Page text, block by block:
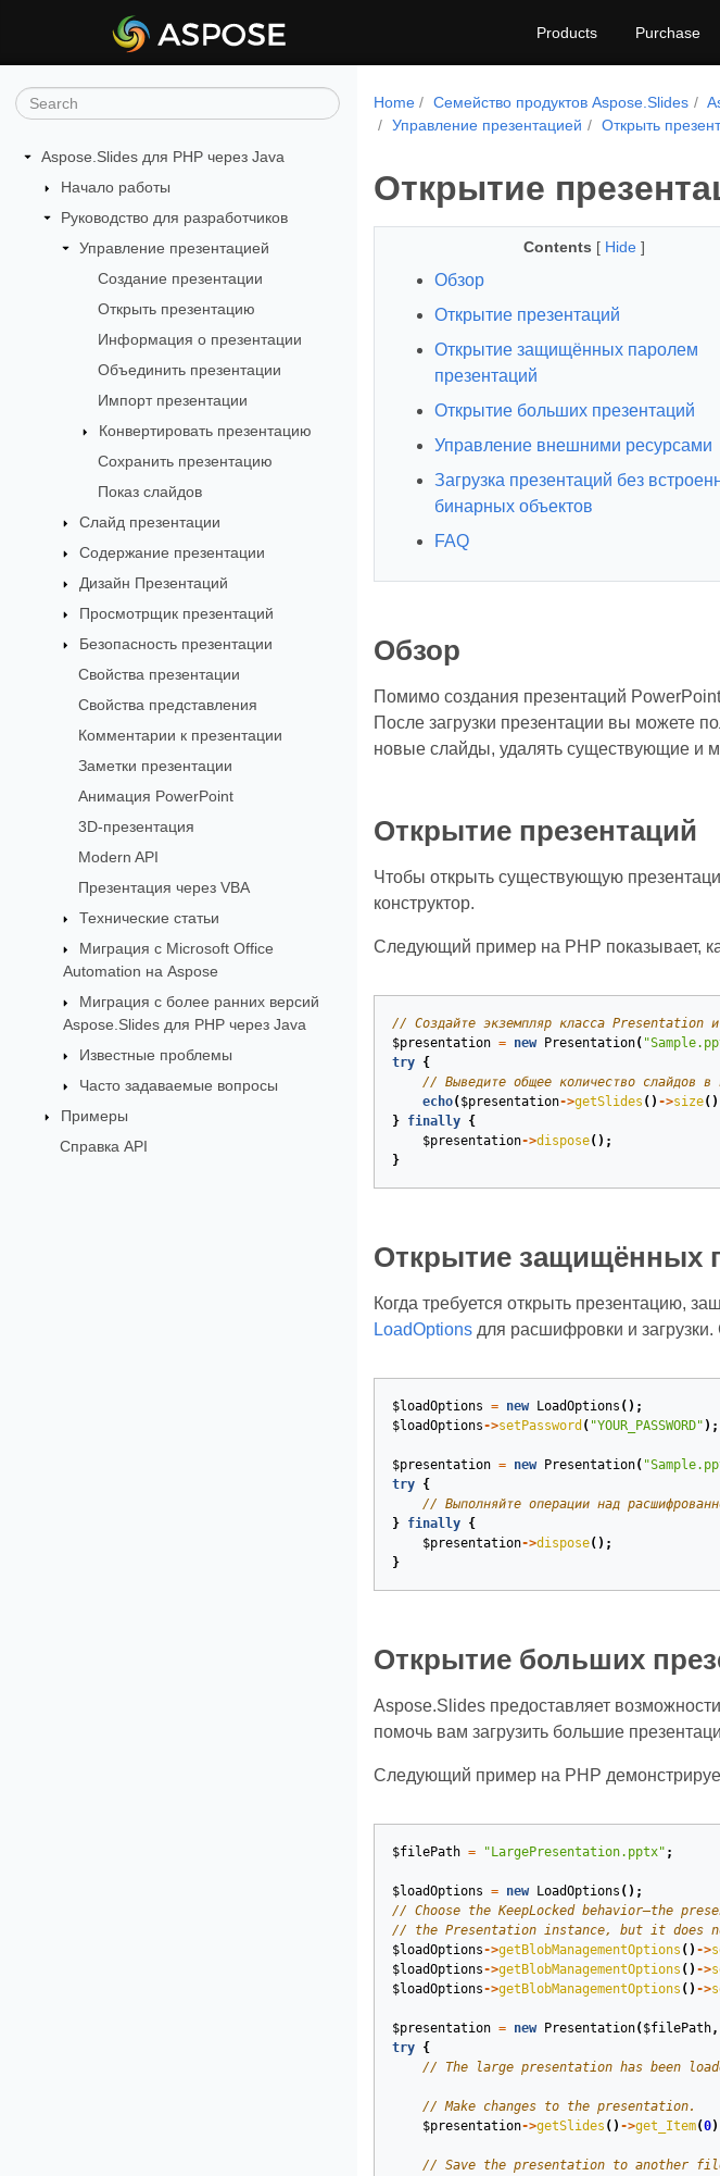
Products Purchase
Aspose.Slides для PHP через Java
Начало работы
Руководство для разработчиков
Управление презентацией
Создание презентации
Открыть презентацию
Информация о презентации
Объединить презентации
Импорт презентации
Конвертировать презентацию
Сохранить презентацию
Показ слайдов
Слайд презентации
Содержание презентации
Дизайн Презентаций
Просмотрщик презентаций
Безопасность презентации
Свойства презентации
Свойства представления
Комментарии к презентации
Заметки презентации
Анимация PowerPoint
3D-презентация
Modern API
Презентация через VBA
Технические статьи
Миграция с Microsoft Office
Automation на Aspose
Миграция с более ранних версий
Aspose.Slides для PHP через Java
Известные проблемы
Часто задаваемые вопросы
Примеры
Справка API
Home Семейство продуктов Aspose.Slides
Управление презентацией
Открыть
Открытие
Contents [ Hide ]
Обзор
Открытие презентаций
Открытие защищённых паролем
презентаций
Открытие больших презентаций
Управление внешними ресурсами
Загрузка презентаций без
бинарных объектов
FAQ
Обзор
Помимо создания презентаций
После загрузки презентации вы можете
новые слайды, удалять существующие и
Открытие презентаций
Чтобы открыть существующую
конструктор.
Следующий пример на PHP показывает,
// Создайте экземпляр класса Presentation
$presentation = new Presentation(
try
{
// Выведите общее количество слайдов в
echo( $presentation->getSlides () ->size
}
finally
{
$presentation->dispose();
}
Открытие защищённых
Когда требуется открыть презентацию,
LoadOptionsдля расшифровки и
$loadOptions = new LoadOptions ();
$loadOptions->setPassword ( "YOUR_PASSWORD" );
$presentation = new Presentation(
try
{
// Выполняйте операции над
}
finally
{
$presentation->dispose();
}
Открытие больших
Aspose.Slides предоставляет
помочь вам загрузить большие
Следующий пример на PHP
$filePath = "LargePresentation.pptx" ;
$loadOptions = new LoadOptions ();
// Choose the KeepLocked behavior—the
// the Presentation instance, but it does
$loadOptions->getBlobManagementOptions () ->
$loadOptions->getBlobManagementOptions () ->
$loadOptions->getBlobManagementOptions () ->
$presentation = new Presentation( $filePath,
try
{
// The large presentation has been
// Make changes to the presentation.
$presentation->getSlides () ->get_Item(0)
// Save the presentation to another